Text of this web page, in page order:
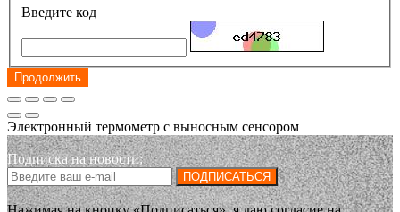
Введите код
Продолжить
Электронный термометр с выносным сенсором
Подписка на новости:
ПОДПИСАТЬСЯ